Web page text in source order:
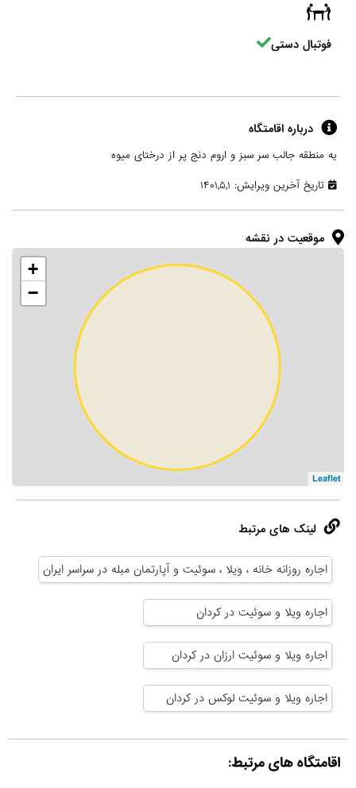
فوتبال دستی
درباره اقامتگاه
یه منطقه جالب سر سبز و اروم دنج پر از درختای میوه
تاریخ آخرین ویرایش: ۱۴۰۱,۵,۱
موقعیت در نقشه
+
−
Leaflet
لینک های مرتبط
اجاره روزانه خانه ، ویلا ، سوئیت و آپارتمان مبله در سراسر ایران
اجاره ویلا و سوئیت در کردان
اجاره ویلا و سوئیت ارزان در کردان
اجاره ویلا و سوئیت لوکس در کردان
اقامتگاه های مرتبط: